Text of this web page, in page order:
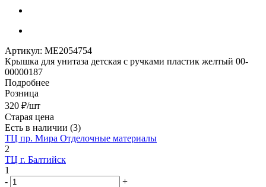
Артикул: МЕ2054754
Крышка для унитаза детская с ручками пластик желтый 00-
00000187
Подробнее
Розница
320 ₽/шт
Старая цена
Есть в наличии (3)
ТЦ пр. Мира Отделочные материалы
2
ТЦ г. Балтийск
1
-
+